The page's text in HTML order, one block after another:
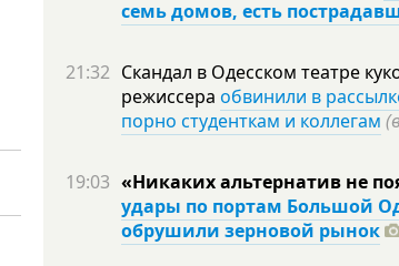
семь домов, есть
21:32 Скандал в Одесском театре
режиссера обвинили в
порно студенткам и коллегам
19:03 «Никаких альтернатив не
удары по портам Большой
обрушили зерновой рынок